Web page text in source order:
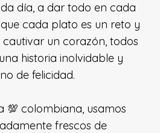
día, a dar todo en cada
cada plato es un reto y
un corazón, todos
historia inolvidable y
de felicidad.
💯 colombiana, usamos
frescos de